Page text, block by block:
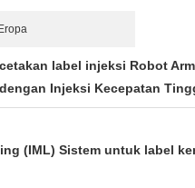
label injeksi Robot Arm
Injeksi Kecepatan
(IML) Sistem untuk label